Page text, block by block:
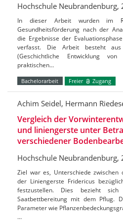
Hochschule Neubrandenburg,
In dieser Arbeit wurden im
Gesundheitsförderung nach der
die Ergebnisse der
verfasst. Die Arbeit besteht
(Geschichtliche Entwicklung
praktischen…
Bachelorarbeit Freier Zugang
Achim Seidel, Hermann
Vergleich der
und liniengerste unter
verschiedener
Hochschule Neubrandenburg,
Ziel war es, Unterschiede zwischen
der Liniengerste Fridericus
festzustellen. Dies bezieht
Saatbettbereitung mit dem Pflug.
Parameter wie
…